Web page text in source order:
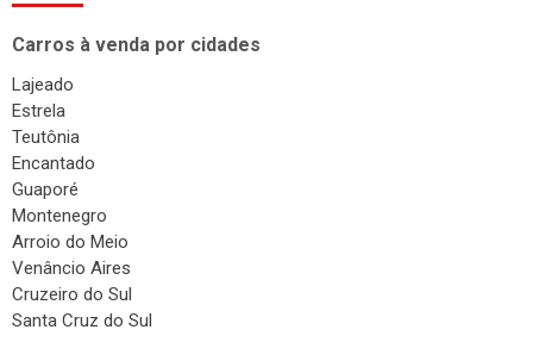
Carros à venda por cidades
Lajeado
Estrela
Teutônia
Encantado
Guaporé
Montenegro
Arroio do Meio
Venâncio Aires
Cruzeiro do Sul
Santa Cruz do Sul